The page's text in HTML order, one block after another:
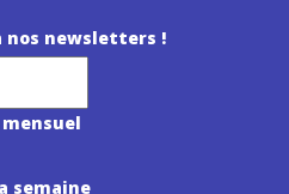
nos newsletters !
semaine